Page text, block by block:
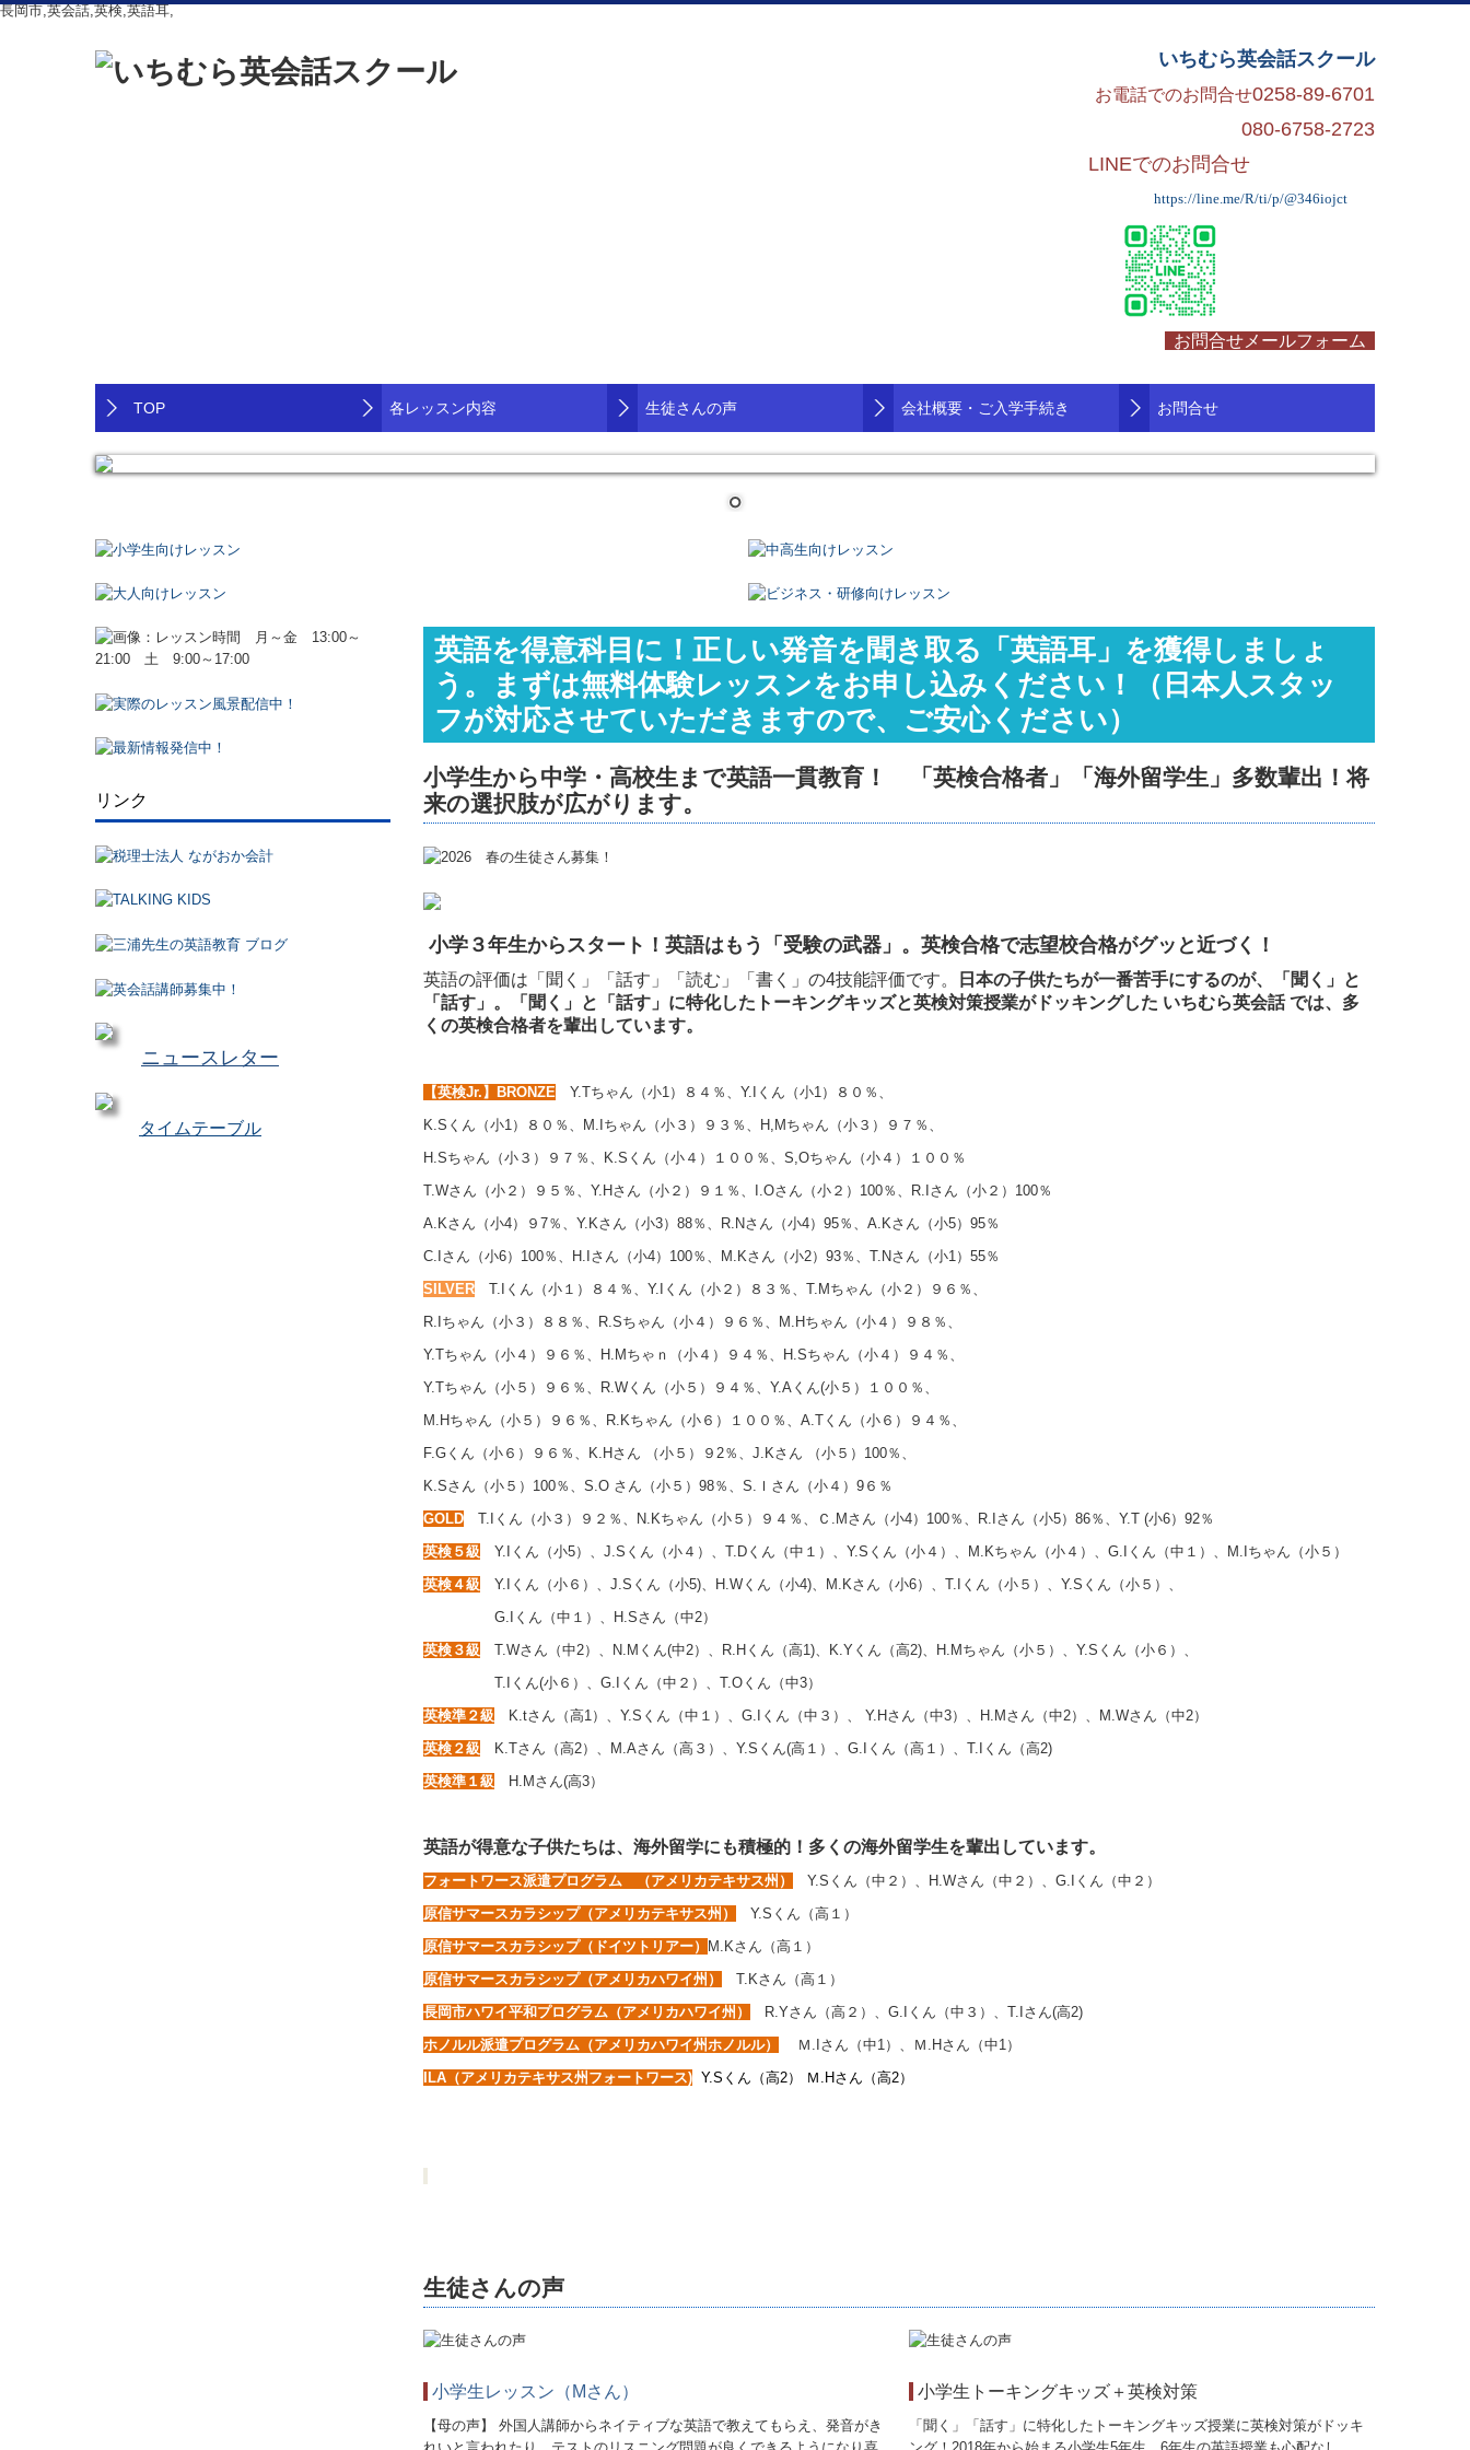
長岡市,英会話,英検,英語耳,
いちむら英会話スクール
お電話でのお問合せ0258-89-6701
080-6758-2723
LINEでのお問合せ
https://line.me/R/ti/p/@346iojct
お問合せメールフォーム
TOP 各レッスン内容 生徒さんの声 会社概要・ご入学手続き お問合せ
リンク
ニュースレター
タイムテーブル
英語を得意科目に！正しい発音を聞き取る「英語耳」を獲得しましょ
う。まずは無料体験レッスンをお申し込みください！（日本人スタッ
フが対応させていただきますので、ご安心ください）
小学生から中学・高校生まで英語一貫教育！ 「英検合格者」「海外留学生」多数輩出！将
来の選択肢が広がります。
小学３年生からスタート！英語はもう「受験の武器」。 英検合格で志望校合格がグッと近づく！
英語の評価は「聞く」「話す」「読む」「書く」の4技能評価です。
日本の子供たちが一番苦手にするのが、「聞く」と
「話す」。「聞く」と「話す」に特化したトーキングキッズと英検対策授業がドッキングした いちむら英会話 では、多
くの英検合格者を輩出しています。
【英検Jr.】BRONZE Y.Tちゃん（小1）８４％、Y.Iくん（小1）８０％、
K.Sくん（小1）８０％、M.Iちゃん（小３）９３％、H,Mちゃん（小３）９７％、
H.Sちゃん（小３）９７％、K.Sくん（小４）１００％、S,Oちゃん（小４）１００％
T.Wさん（小２）９５％、Y.Hさん（小２）９１％、I.Oさん（小２）100％、R.Iさん（小２）100％
A.Kさん（小4）９7％、Y.Kさん（小3）88％、R.Nさん（小4）95％、A.Kさん（小5）95％
C.Iさん（小6）100％、H.Iさん（小4）100％、M.Kさん（小2）93％、T.Nさん（小1）55％
SILVER T.Iくん（小１）８４％、Y.Iくん（小２）８３％、T.Mちゃん（小２）９６％、
R.Iちゃん（小３）８８％、R.Sちゃん（小４）９６％、M.Hちゃん（小４）９８％、
Y.Tちゃん（小４）９６％、H.Mちゃｎ（小４）９４％、H.Sちゃん（小４）９４％、
Y.Tちゃん（小５）９６％、R.Wくん（小５）９４％、Y.Aくん(小５）１００％、
M.Hちゃん（小５）９６％、R.Kちゃん（小６）１００％、A.Tくん（小６）９４％、
F.Gくん（小６）９６％、K.Hさん （小５）９2％、J.Kさん （小５）100％、
K.Sさん（小５）100％、S.O さん（小５）98％、S.Ｉさん（小４）9６％
GOLD T.Iくん（小３）９２％、N.Kちゃん（小５）９４％、Ｃ.Mさん（小4）100％、R.Iさん（小5）86％、Y.T (小6）92％
英検５級 Y.Iくん（小5）、J.Sくん（小４）、T.Dくん（中１）、Y.Sくん（小４）、M.Kちゃん（小４）、G.Iくん（中１）、M.Iちゃん（小５）
英検４級 Y.Iくん（小６）、J.Sくん（小5)、H.Wくん（小4)、M.Kさん（小6）、T.Iくん（小５）、Y.Sくん（小５）、
G.Iくん（中１）、H.Sさん（中2）
英検３級 T.Wさん（中2）、N.Mくん(中2）、R.Hくん（高1)、K.Yくん（高2)、H.Mちゃん（小５）、Y.Sくん（小６）、
T.Iくん(小６）、G.Iくん（中２）、T.Oくん（中3）
英検準２級 K.tさん（高1）、Y.Sくん（中１）、G.Iくん（中３）、 Y.Hさん（中3）、H.Mさん（中2）、M.Wさん（中2）
英検２級 K.Tさん（高2）、M.Aさん（高３）、Y.Sくん(高１）、G.Iくん（高１）、T.Iくん（高2)
英検準１級 H.Mさん(高3）
英語が得意な子供たちは、海外留学にも積極的！多くの海外留学生を輩出しています。
フォートワース派遣プログラム （アメリカテキサス州）
Y.Sくん（中２）、H.Wさん（中２）、G.Iくん（中２）
原信サマースカラシップ（アメリカテキサス州）
Y.Sくん（高１）
原信サマースカラシップ（ドイツトリアー） M.Kさん（高１）
原信サマースカラシップ（アメリカハワイ州）
T.Kさん（高１）
長岡市ハワイ平和プログラム（アメリカハワイ州）
R.Yさん（高２）、G.Iくん（中３）、T.Iさん(高2)
ホノルル派遣プログラム（アメリカハワイ州ホノルル）
Ｍ.Iさん（中1）、Ｍ.Hさん（中1）
ILA（アメリカテキサス州フォートワース) Y.Sくん（高2） Ｍ.Hさん（高2）
生徒さんの声
小学生レッスン（Mさん）
【母の声】 外国人講師からネイティブな英語で教えてもらえ、発音がき
小学生トーキングキッズ＋英検対策
「聞く」「話す」に特化したトーキングキッズ授業に英検対策がドッキ